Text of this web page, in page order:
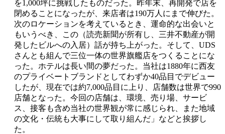
を1,000坪に挑戦したものだった。昨年末、再開発で店を
閉めることになったが、来店者は190万人にまで伸びた。
次のロケーションを考えているとき、運命的な出会いと
もいうべき、この（読売新聞が所有し、三井不動産が開
発したビルへの入居）話が持ち上がった。そして、UDS
さんとも組んで三位一体の世界旗艦店をつくることにな
った。ホテルは長い間の夢だった。当社は1880年に西友
のプライベートブランドとしてわずか40品目でデビュー
したが、現在では約7,000品目に上り、店舗数は世界で990
店舗となった。今回の店舗は、環境、売り場、サービ
ス、接客も含め当社の世界観が常に感じられ、また地域
の文化・伝統も大事にして取り組んだ」などと挨拶し
た。